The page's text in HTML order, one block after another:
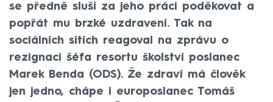
se předně sluší za jeho práci poděkovat a
popřát mu brzké uzdravení. Tak na
sociálních sítích reagoval na zprávu o
rezignaci šéfa resortu školství poslanec
Marek Benda (ODS). Že zdraví má člověk
jen jedno, chápe i europoslanec Tomáš